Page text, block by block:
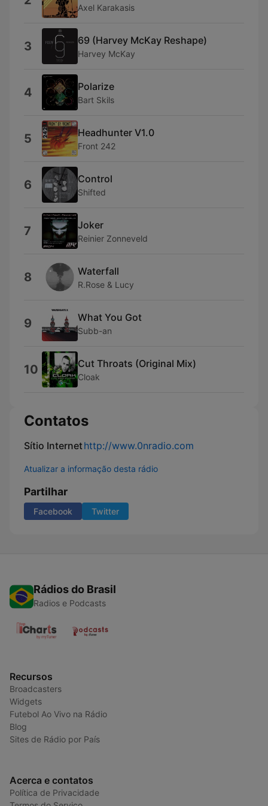
Axel Karakasis
3 69 (Harvey McKay Reshape)
Harvey McKay
4 Polarize
Bart Skils
5 Headhunter V1.0
Front 242
6 Control
Shifted
7 Joker
Reinier Zonneveld
8 Waterfall
R.Rose & Lucy
9 What You Got
Subb-an
10 Cut Throats (Original Mix)
Cloak
Contatos
Sítio Internethttp://www.0nradio.com
Atualizar a informação desta rádio
Partilhar
Facebook Twitter
Rádios do Brasil
Radios e Podcasts
Recursos
Broadcasters
Widgets
Futebol Ao Vivo na Rádio
Blog
Sites de Rádio por País
Acerca e contatos
Política de Privacidade